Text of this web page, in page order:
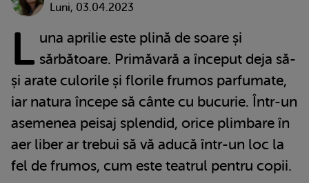
Luni, 03.04.2023
L una aprilie este plină de soare și
sărbătoare. Primăvară a început deja să-
și arate culorile și florile frumos parfumate,
iar natura începe să cânte cu bucurie. Într-un
asemenea peisaj splendid, orice plimbare în
aer liber ar trebui să vă aducă într-un loc la
fel de frumos, cum este teatrul pentru copii.